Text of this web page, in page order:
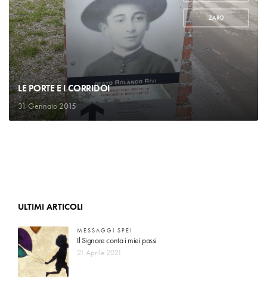
,
ZARO
LE PORTE E I CORRIDOI
31 Gennaio 2015
ULTIMI ARTICOLI
MESSAGGI SPEI
Il Signore conta i miei passi
21 Aprile 2021